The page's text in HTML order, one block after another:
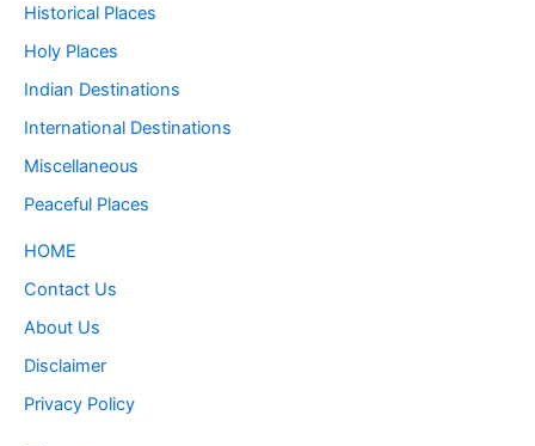
Historical Places
Holy Places
Indian Destinations
International Destinations
Miscellaneous
Peaceful Places
HOME
Contact Us
About Us
Disclaimer
Privacy Policy